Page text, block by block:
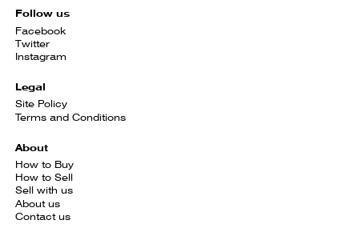
Follow us
Facebook
Twitter
Instagram
Legal
Site Policy
Terms and Conditions
About
How to Buy
How to Sell
Sell with us
About us
Contact us